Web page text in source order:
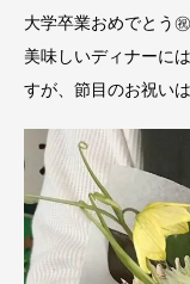
大学卒業おめでとう
美味しいディナーに
すが、節目のお祝い